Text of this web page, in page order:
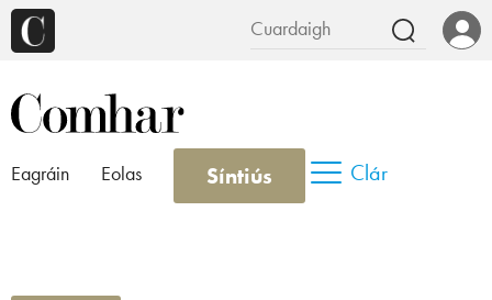
Eagráin Eolas Síntiús Clár